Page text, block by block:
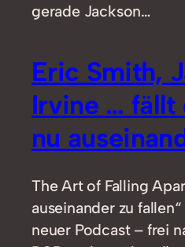
gerade Jackson…
Eric Smith,
Irvine … fällt
nu
The Art of Falling
auseinander zu
neuer Podcast – frei